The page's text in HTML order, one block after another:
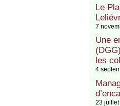
Le
7
Une
les
4
23 juillet